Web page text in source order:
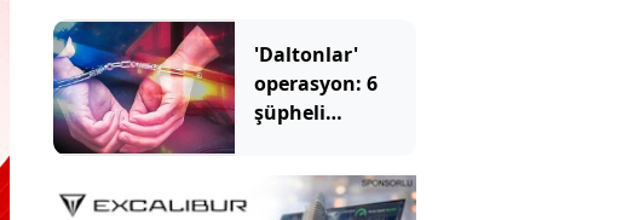
'Daltonlar'
operasyon: 6
şüpheli